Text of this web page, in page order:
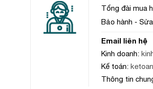
Tổng đài mua
Bảo hành -
Email liên hệ
Kinh doanh:
Kế toán:
Thông tin